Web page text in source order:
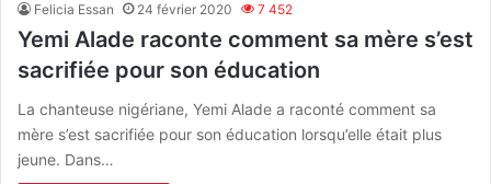
Felicia Essan 24 février 2020 7 452
Yemi Alade raconte comment sa mère s’est
sacrifiée pour son éducation
La chanteuse nigériane, Yemi Alade a raconté comment sa
mère s’est sacrifiée pour son éducation lorsqu’elle était plus
jeune. Dans…